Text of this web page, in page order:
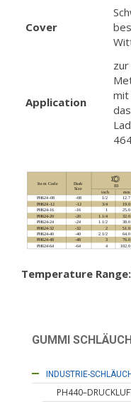
Cover
Application
mit
Temperature Range:
GUMMI
INDUSTRIE-